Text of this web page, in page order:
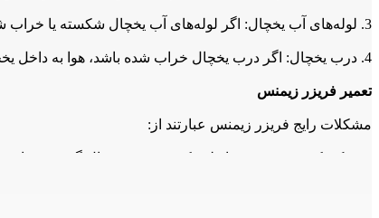
3. لوله‌های آب یخچال: اگر لوله‌های آب یخچال شکسته یا خراب شده باشند، ممکن است آب به داخل یخچال نفوذ کند و باعث خرابی دستگاه شود. در این صورت، باید لوله‌های آب را تعمیر یا تعویض کنید.
4. درب یخچال: اگر درب یخچال خراب شده باشد، هوا به داخل یخچال نفوذ می‌کند و باعث افزایش مصرف برق و کاهش عمر دستگاه می‌شود. در این صورت، باید درب را تعمیر یا تعویض کنید.
تعمیر فریزر زیمنس
مشکلات رایج فریزر زیمنس عبارتند از: